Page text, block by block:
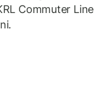
Commuter